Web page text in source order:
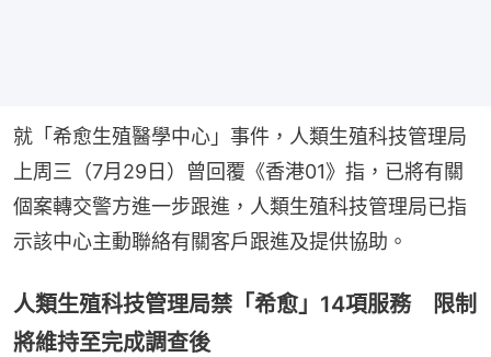
就「希愈生殖醫學中心」事件，人類生殖科技管理局
上周三（7月29日）曾回覆《香港01》指，已將有關
個案轉交警方進一步跟進，人類生殖科技管理局已指
示該中心主動聯絡有關客戶跟進及提供協助。
人類生殖科技管理局禁「希愈」14項服務 限制
將維持至完成調查後